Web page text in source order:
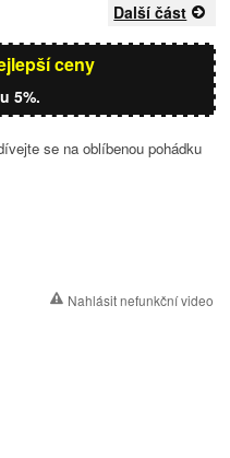
Další část
ceny
5%.
se na oblíbenou pohádku
Nahlásit nefunkční video